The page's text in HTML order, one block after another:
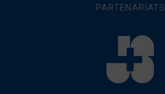
PARTENARIATS